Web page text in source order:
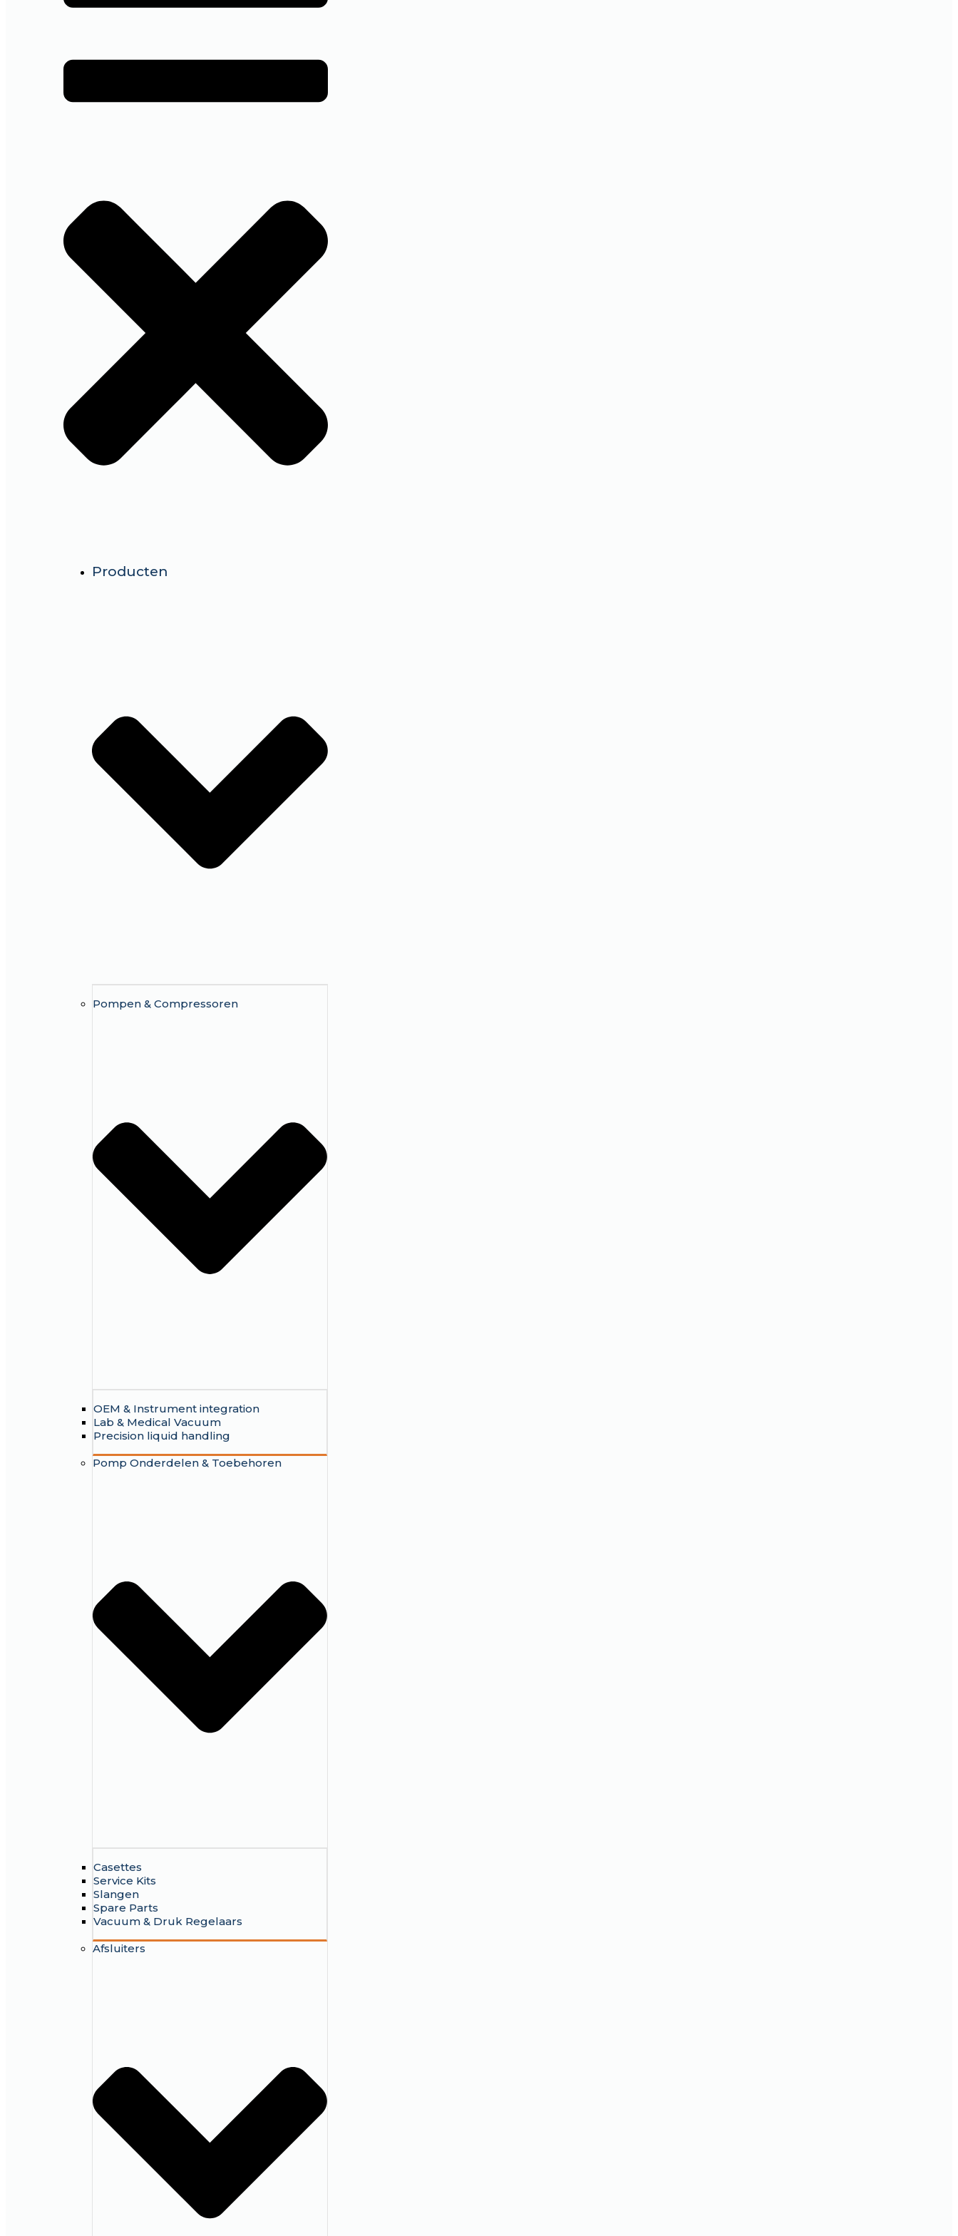
Producten
Pompen & Compressoren
OEM & Instrument integration
Lab & Medical Vacuum
Precision liquid handling
Pomp Onderdelen & Toebehoren
Casettes
Service Kits
Slangen
Spare Parts
Vacuum & Druk Regelaars
Afsluiters